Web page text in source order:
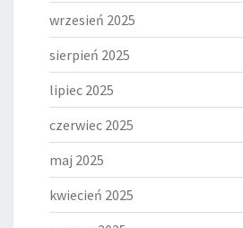
wrzesień 2025
sierpień 2025
lipiec 2025
czerwiec 2025
maj 2025
kwiecień 2025